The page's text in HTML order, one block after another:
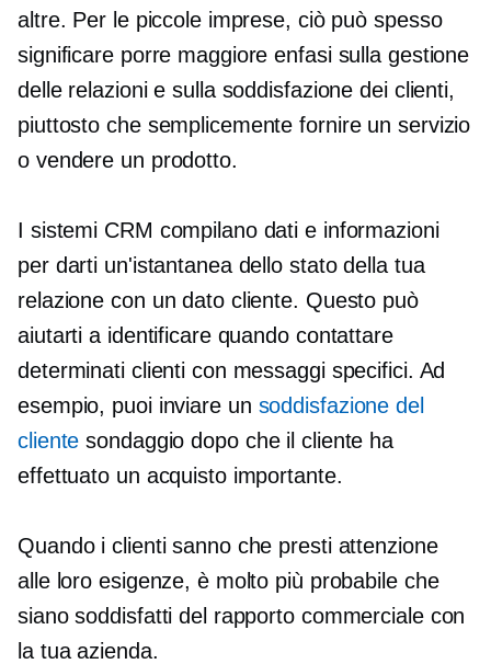
altre. Per le piccole imprese, ciò può spesso
significare porre maggiore enfasi sulla gestione
delle relazioni e sulla soddisfazione dei clienti,
piuttosto che semplicemente fornire un servizio
o vendere un prodotto.
I sistemi CRM compilano dati e informazioni
per darti un'istantanea dello stato della tua
relazione con un dato cliente. Questo può
aiutarti a identificare quando contattare
determinati clienti con messaggi specifici. Ad
esempio, puoi inviare un soddisfazione del
cliente sondaggio dopo che il cliente ha
effettuato un acquisto importante.
Quando i clienti sanno che presti attenzione
alle loro esigenze, è molto più probabile che
siano soddisfatti del rapporto commerciale con
la tua azienda.